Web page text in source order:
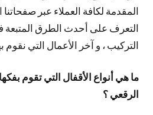
المقدمة لكافة العملاء عبر
التعرف على أحدث الطرق المتبعة
التركيب ، و آخر الأعمال التي نقوم
ما هي أنواع الأقفال التي تقوم
الرقعي ؟